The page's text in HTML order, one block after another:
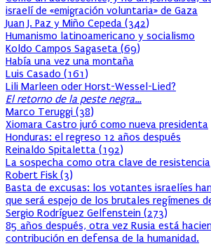
israelí de «emigración voluntaria» de Gaza
Juan J. Paz y Miño Cepeda (342)
Humanismo latinoamericano y socialismo
Koldo Campos Sagaseta (69)
Había una vez una montaña
Luis Casado (161)
Lili Marleen oder Horst-Wessel-Lied?
El retorno de la peste negra…
Marco Teruggi (38)
Xiomara Castro juró como nueva presidenta
Honduras: el regreso 12 años después
Reinaldo Spitaletta (192)
La sospecha como otra clave de resistencia
Robert Fisk (3)
Basta de excusas: los votantes israelíes
que será espejo de los brutales regímenes
Sergio Rodríguez Gelfenstein (273)
85 años después, otra vez Rusia está
contribución en defensa de la humanidad.